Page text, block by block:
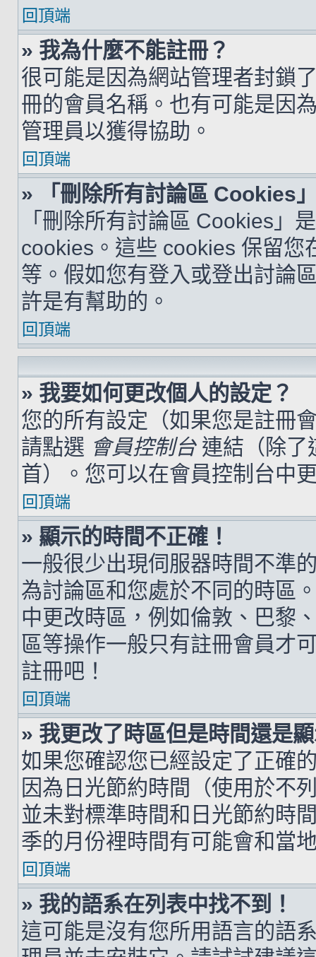
回頂端
» 我為什麼不能註冊？
很可能是因為網站管理者封鎖
冊的會員名稱。也有可能是因
管理員以獲得協助。
回頂端
» 「刪除所有討論區 Cookies
「刪除所有討論區 Cookies」
cookies。這些 cookies 保留您
等。假如您有登入或登出討論
許是有幫助的。
回頂端
» 我要如何更改個人的設定？
您的所有設定（如果您是註冊
請點選 會員控制台連結（除了
首）。您可以在會員控制台中
回頂端
» 顯示的時間不正確！
一般很少出現伺服器時間不準
為討論區和您處於不同的時區
中更改時區，例如倫敦、巴黎
區等操作一般只有註冊會員才
註冊吧！
回頂端
» 我更改了時區但是時間還是
如果您確認您已經設定了正確
因為日光節約時間（使用於不
並未對標準時間和日光節約時
季的月份裡時間有可能會和當
回頂端
» 我的語系在列表中找不到！
這可能是沒有您所用語言的語